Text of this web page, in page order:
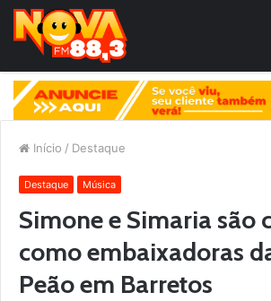
Início / Destaque
Destaque Música
Simone e Simaria são
como embaixadoras
Peão em Barretos